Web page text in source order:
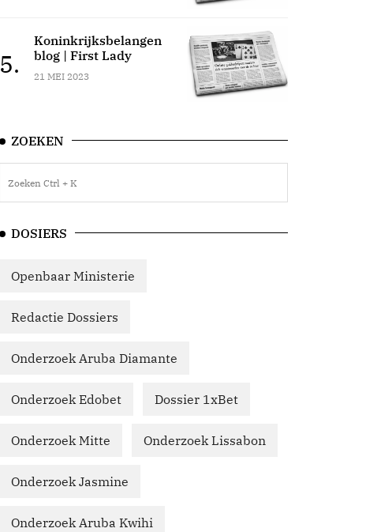
5.
Koninkrijksbelangen
blog | First Lady
21 MEI 2023
ZOEKEN
DOSIERS
Openbaar Ministerie
Redactie Dossiers
Onderzoek Aruba Diamante
Onderzoek Edobet Dossier 1xBet
Onderzoek Mitte Onderzoek Lissabon
Onderzoek Jasmine
Onderzoek Aruba Kwihi